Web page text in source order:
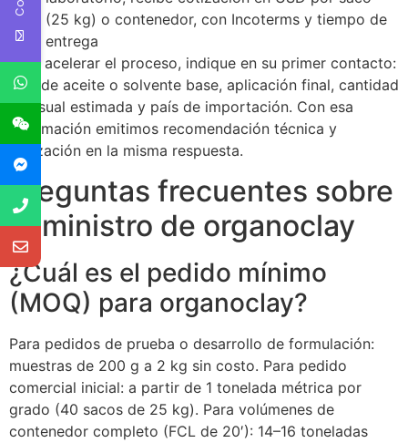
(25 kg) o contenedor, con Incoterms y tiempo de
entrega
Para acelerar el proceso, indique en su primer contacto:
tipo de aceite o solvente base, aplicación final, cantidad
mensual estimada y país de importación. Con esa
información emitimos recomendación técnica y
cotización en la misma respuesta.
Preguntas frecuentes sobre
suministro de organoclay
¿Cuál es el pedido mínimo
(MOQ) para organoclay?
Para pedidos de prueba o desarrollo de formulación:
muestras de 200 g a 2 kg sin costo. Para pedido
comercial inicial: a partir de 1 tonelada métrica por
grado (40 sacos de 25 kg). Para volúmenes de
contenedor completo (FCL de 20′): 14–16 toneladas